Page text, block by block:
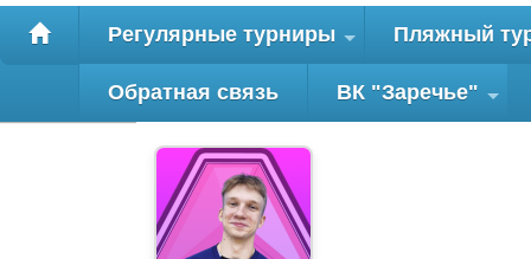
+
Регулярные турниры Пляжный
Обратная связь
+
ВК "Заречье"